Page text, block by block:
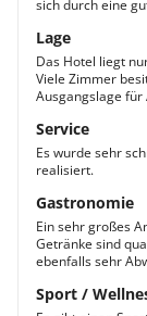
sich durch eine
Lage
Das Hotel liegt
Viele Zimmer
Ausgangslage
Service
Es wurde sehr
realisiert.
Gastronomie
Ein sehr großes
Getränke sind
ebenfalls sehr
Sport /